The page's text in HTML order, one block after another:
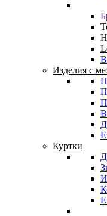
Изделия с
Куртки